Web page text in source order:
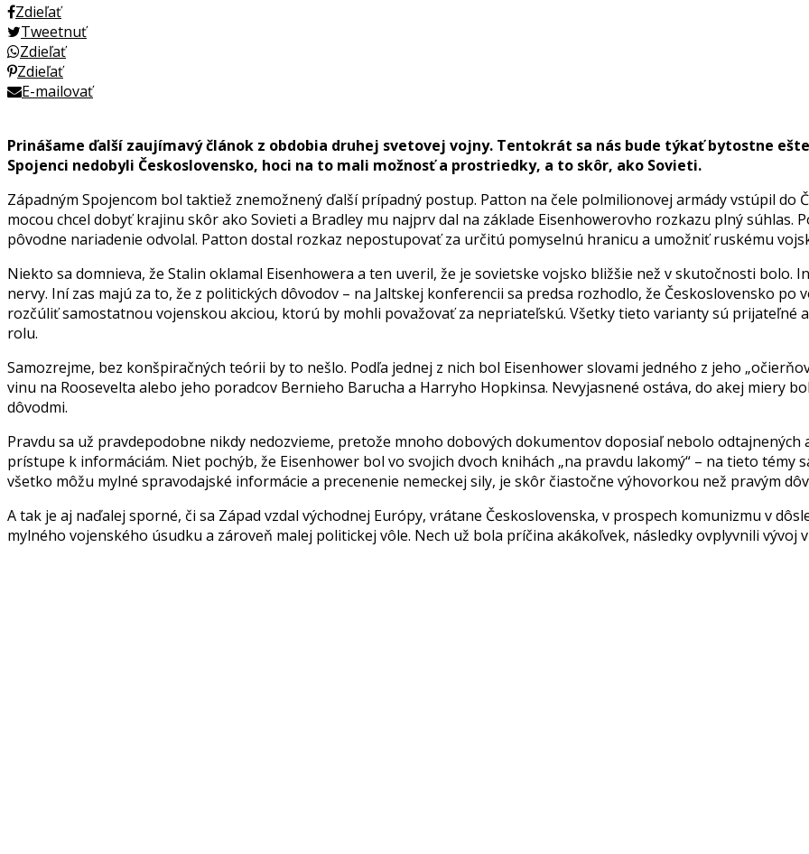
Zdieľať
Tweetnuť
Zdieľať
Zdieľať
E-mailovať
Prinášame ďalší zaujímavý článok z obdobia druhej svetovej vojny. Tentokrát sa nás bude týkať bytostne
Spojenci nedobyli Československo, hoci na to mali možnosť a prostriedky, a to skôr, ako Sovieti.
Západným Spojencom bol taktiež znemožnený ďalší prípadný postup. Patton na čele polmilionovej armády vstúpil do
mocou chcel dobyť krajinu skôr ako Sovieti a Bradley mu najprv dal na základe Eisenhowerovho rozkazu plný súhlas.
pôvodne nariadenie odvolal. Patton dostal rozkaz nepostupovať za určitú pomyselnú hranicu a umožniť ruskému
Niekto sa domnieva, že Stalin oklamal Eisenhowera a ten uveril, že je sovietske vojsko bližšie než v skutočnosti bolo.
nervy. Iní zas majú za to, že z politických dôvodov – na Jaltskej konferencii sa predsa rozhodlo, že Československo
rozčúliť samostatnou vojenskou akciou, ktorú by mohli považovať za nepriateľskú. Všetky tieto varianty sú
rolu.
Samozrejme, bez konšpiračných teórii by to nešlo. Podľa jednej z nich bol Eisenhower slovami jedného z jeho
vinu na Roosevelta alebo jeho poradcov Bernieho Barucha a Harryho Hopkinsa. Nevyjasnené ostáva, do akej miery
dôvodmi.
Pravdu sa už pravdepodobne nikdy nedozvieme, pretože mnoho dobových dokumentov doposiaľ nebolo
prístupe k informáciám. Niet pochýb, že Eisenhower bol vo svojich dvoch knihách „na pravdu lakomý“ – na tieto témy
všetko môžu mylné spravodajské informácie a precenenie nemeckej sily, je skôr čiastočne výhovorkou než pravým
A tak je aj naďalej sporné, či sa Západ vzdal východnej Európy, vrátane Československa, v prospech komunizmu v
mylného vojenského úsudku a zároveň malej politickej vôle. Nech už bola príčina akákoľvek, následky ovplyvnili vývoj